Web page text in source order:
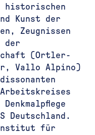
historischen
Kunst der
Zeugnissen
der
(Ortler-
Vallo Alpino)
Deutschland.
Institut für